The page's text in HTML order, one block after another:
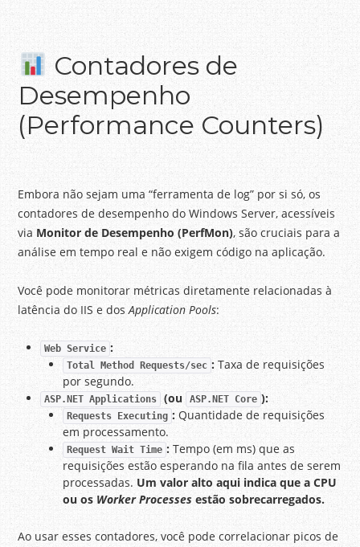
Contadores de
Desempenho
(Performance Counters)
Embora não sejam uma “ferramenta de log” por si só, os
contadores de desempenho do Windows Server, acessíveis
via Monitor de Desempenho (PerfMon), são cruciais para a
análise em tempo real e não exigem código na aplicação.
Você pode monitorar métricas diretamente relacionadas à
latência do IIS e dosApplication Pools:
Web Service :
Total Method Requests/sec : Taxa de requisições
por segundo.
ASP.NET Applications (ou ASP.NET Core ):
Requests Executing : Quantidade de requisições
em processamento.
Request Wait Time : Tempo (em ms) que as
requisições estão esperando na fila antes de serem
processadas. Um valor alto aqui indica que a CPU
ou os Worker Processes estão sobrecarregados.
Ao usar esses contadores, você pode correlacionar picos de